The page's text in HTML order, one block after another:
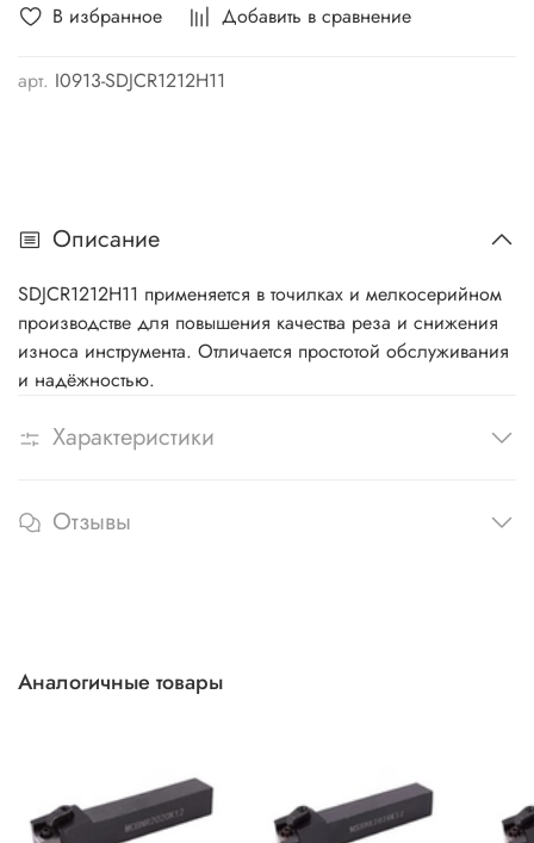
В избранное Добавить в сравнение
арт. I0913-SDJCR1212H11
Описание
SDJCR1212H11 применяется в точилках и мелкосерийном
производстве для повышения качества реза и снижения
износа инструмента. Отличается простотой обслуживания
и надёжностью.
Характеристики
Отзывы
Аналогичные товары